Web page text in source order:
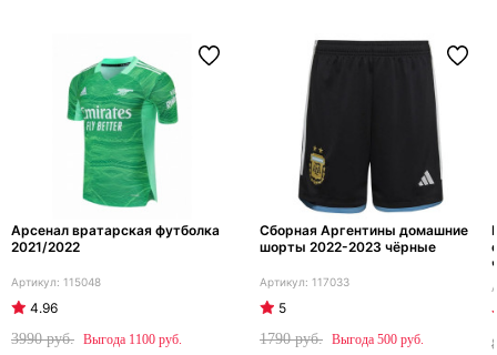
Арсенал вратарская футболка
2021/2022
115048
4.96
3990
1100
Сборная Аргентины домашние
шорты 2022-2023 чёрные
117033
5
1790
500